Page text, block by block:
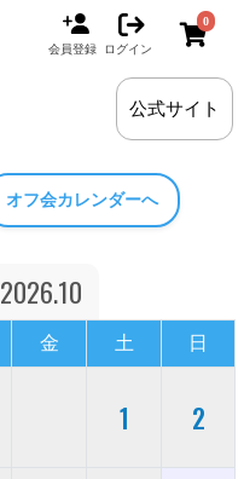
会員登録 ログイン
0
公式サイト
オフ会カレンダーへ
2026.10
金 土 日
1 2